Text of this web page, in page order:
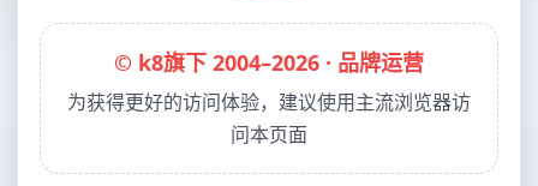
© k8旗下 2004–2026 · 品牌运营
为获得更好的访问体验，建议使用主流浏览器访
问本页面